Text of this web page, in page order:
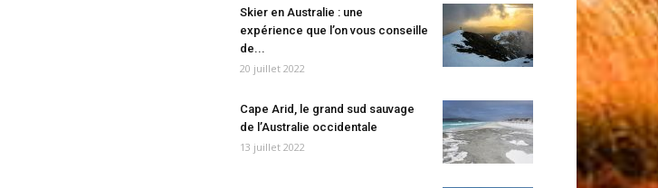
Skier en Australie : une
expérience que l’on vous conseille
de...
20 juillet 2022
Cape Arid, le grand sud sauvage
de l’Australie occidentale
13 juillet 2022